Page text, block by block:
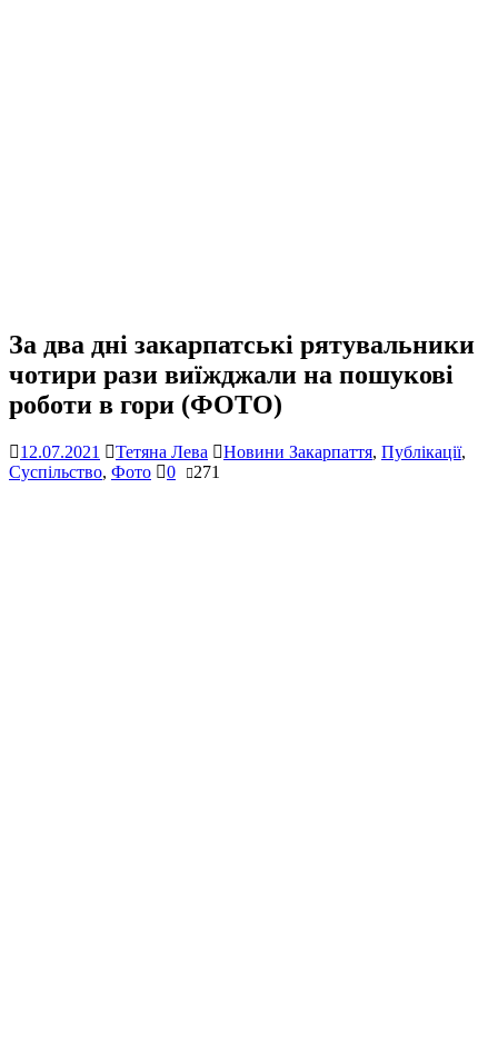
За два дні закарпатські рятувальники
чотири рази виїжджали на пошукові
роботи в гори (ФОТО)
12.07.2021 Тетяна Лева Новини Закарпаття, Публікації,
Суспільство, Фото 0 271